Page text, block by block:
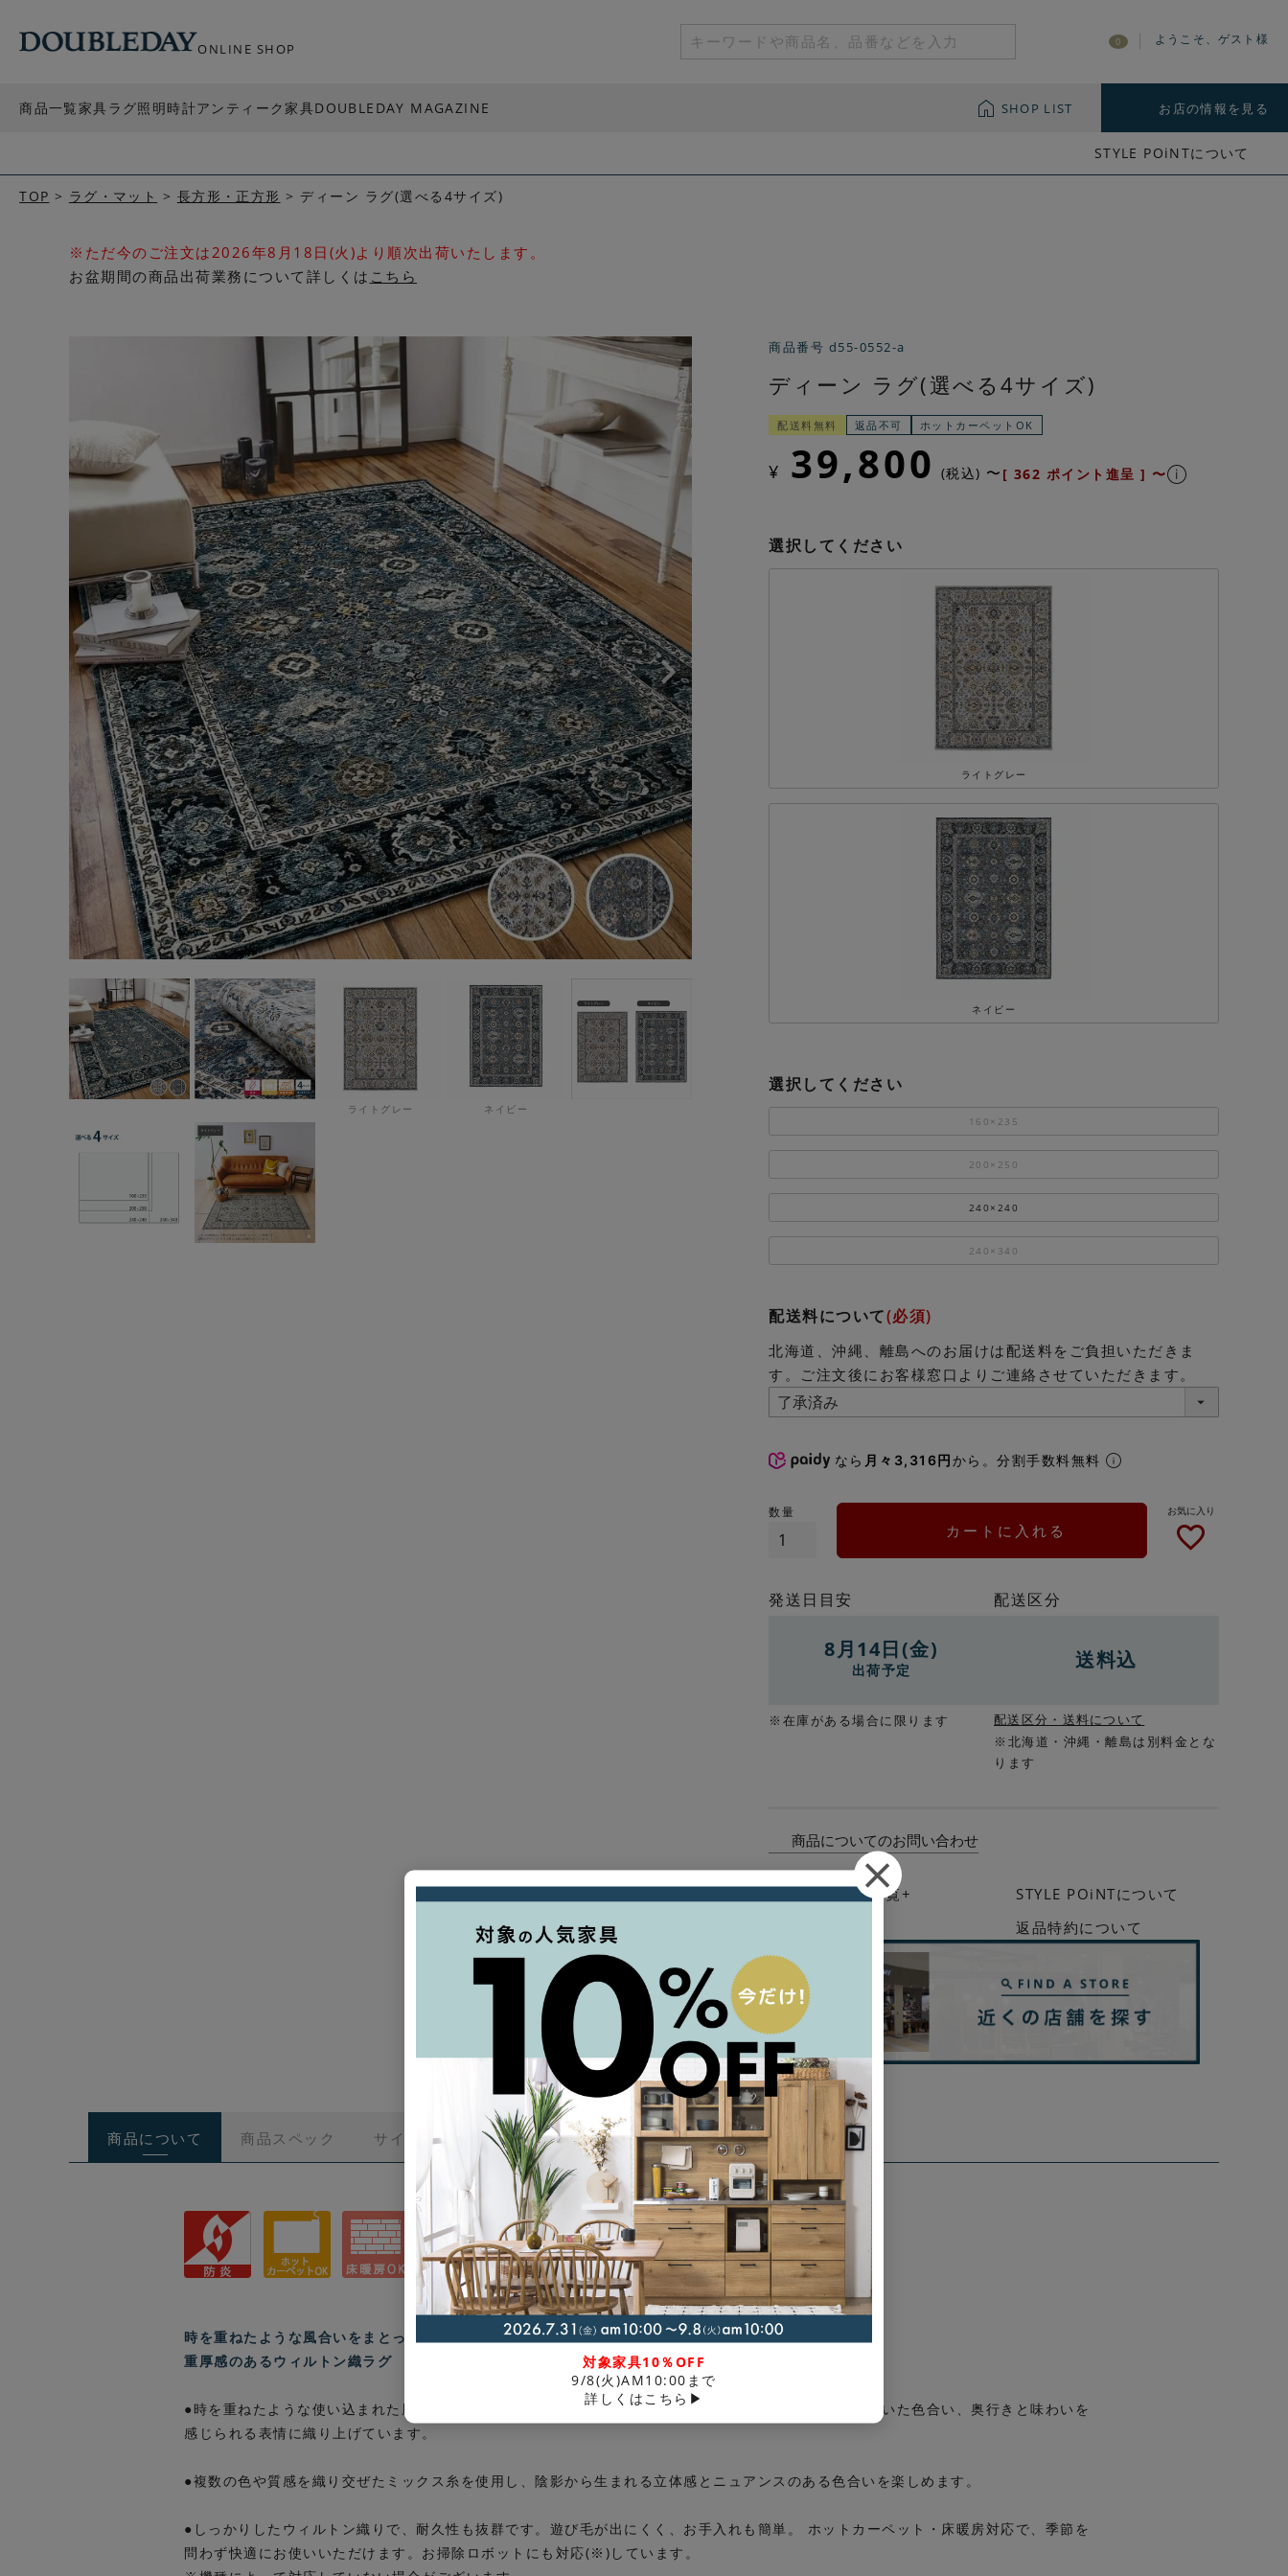
ONLINE SHOP 0 ようこそ、ゲスト様
商品一覧家具ラグ照明時計アンティーク家具DOUBLEDAY MAGAZINE SHOP LIST お店の情報を見る
STYLE POiNTについて
TOP ラグ・マット 長方形・正方形 ディーン ラグ(選べる4サイズ)
※ただ今のご注文は2026年8月18日(火)より順次出荷いたします。
お盆期間の商品出荷業務について詳しくは こちら
ライトグレー ネイビー
商品番号 d55-0552-a
ディーン ラグ(選べる4サイズ)
配送料無料 返品不可 ホットカーペットOK
¥ 39,800 税込 〜 [ 362 ポイント進呈 ] 〜
選択してください
ライトグレー
ネイビー
選択してください
160×235
200×250
240×240
240×340
配送料について(必須)
北海道、沖縄、離島へのお届けは配送料をご負担いただきま
す。ご注文後にお客様窓口よりご連絡させていただきます。
なら 月々3,316円から。分割手数料無料
カートに入れる
発送日目安
8月14日(金)
出荷予定
※在庫がある場合に限ります
配送区分
送料込
配送区分・送料について
※北海道・沖縄・離島は別料金とな
ります
商品についてのお問い合わせ
支払い方法一覧+
STYLE POiNTについて
返品特約について
商品について 商品スペック サイズについて
時を重ねたような風合いをまとった、
重厚感のあるウィルトン織ラグ
●時を重ねたような使い込まれた風合いを表現したクラシカルデザインのラグ「ディーン」です。 落ち着いた色合い、奥行きと味わいを
感じられる表情に織り上げています。
●複数の色や質感を織り交ぜたミックス糸を使用し、陰影から生まれる立体感とニュアンスのある色合いを楽しめます。
●しっかりしたウィルトン織りで、耐久性も抜群です。遊び毛が出にくく、お手入れも簡単。 ホットカーペット・床暖房対応で、季節を
問わず快適にお使いいただけます。お掃除ロボットにも対応(※)しています。
対象家具10％OFF
9/8(火)AM10:00まで
詳しくはこちら▶